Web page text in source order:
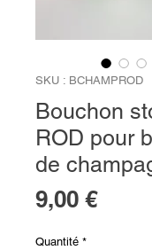
SKU : BCHAMPROD
Bouchon
ROD pour
de
9,00 €Prix
Quantité *